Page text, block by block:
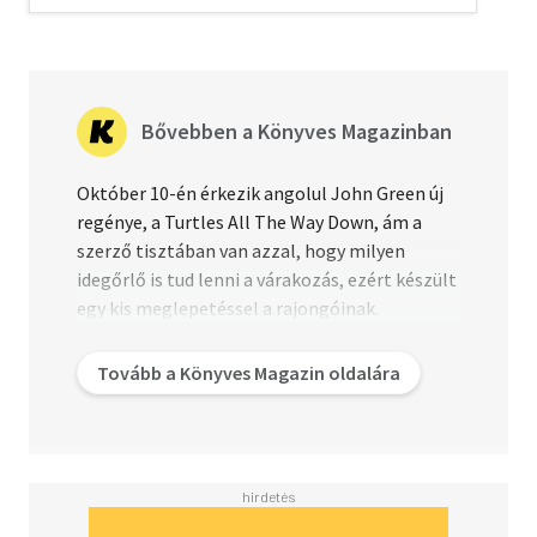
Bővebben a Könyves Magazinban
Október 10-én érkezik angolul John Green új
regénye, a Turtles All The Way Down, ám a
szerző tisztában van azzal, hogy milyen
idegőrlő is tud lenni a várakozás, ezért készült
egy kis meglepetéssel a rajongóinak.
csatornáján, ahová testvérével, Hankkel
közösen gyártja a kontentet, felolvasta új
Tovább a Könyves Magazin oldalára